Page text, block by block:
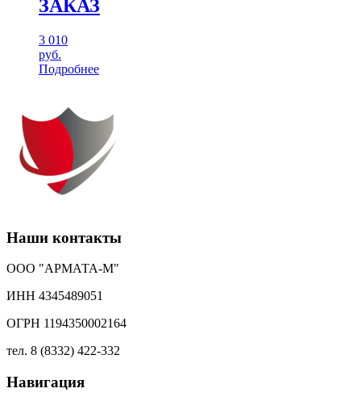
ЗАКАЗ
3 010
руб.
Подробнее
Наши контакты
ООО "АРМАТА-М"
ИНН 4345489051
ОГРН 1194350002164
тел. 8 (8332) 422-332
Навигация